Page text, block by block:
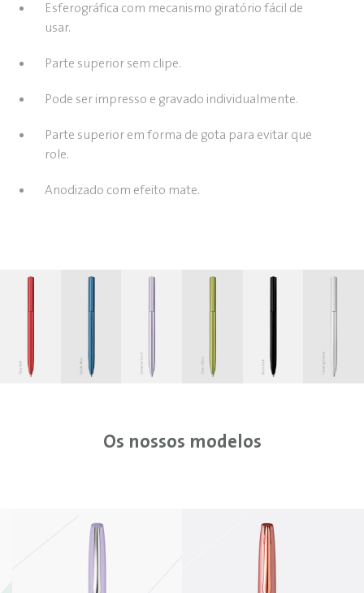
Esferográfica com mecanismo giratório fácil de
usar.
Parte superior sem clipe.
Pode ser impresso e gravado individualmente.
Parte superior em forma de gota para evitar que
role.
Anodizado com efeito mate.
Os nossos modelos